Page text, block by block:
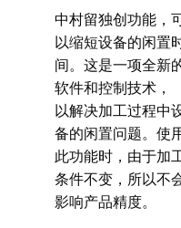
中村留独创功能，
以缩短设备的闲置
间。​这是一项全新
软件和控制技术，
以解决加工过程中
备的闲置问题。使
此功能时，由于加
条件不变，所以不
影响产品精度。​​